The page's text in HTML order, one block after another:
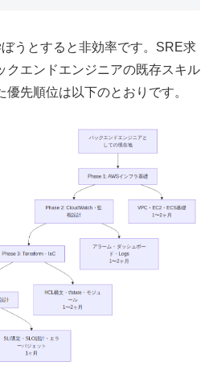
うとすると非効率です。SRE求
クエンドエンジニアの既存スキル
先順位は以下のとおりです。